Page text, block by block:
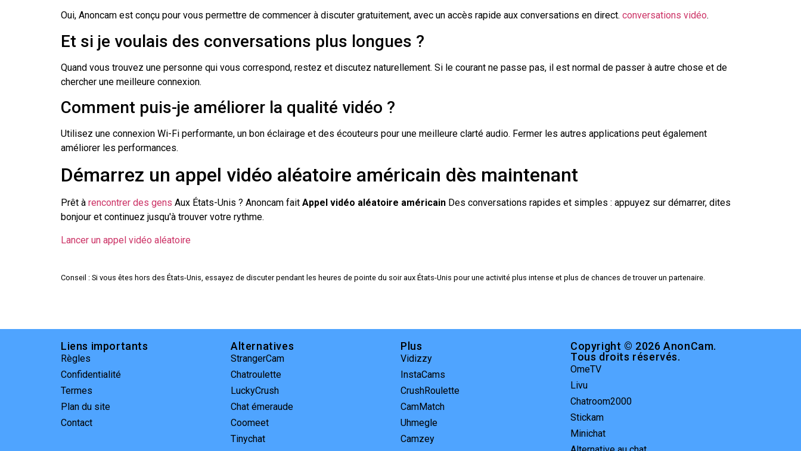
Oui, Anoncam est conçu pour vous permettre de commencer à discuter gratuitement, avec un accès rapide aux conversations en direct. conversations vidéo.
Et si je voulais des conversations plus longues ?
Quand vous trouvez une personne qui vous correspond, restez et discutez naturellement. Si le courant ne passe pas, il est normal de passer à autre chose et de
chercher une meilleure connexion.
Comment puis-je améliorer la qualité vidéo ?
Utilisez une connexion Wi-Fi performante, un bon éclairage et des écouteurs pour une meilleure clarté audio. Fermer les autres applications peut également
améliorer les performances.
Démarrez un appel vidéo aléatoire américain dès maintenant
Prêt à rencontrer des gens Aux États-Unis ? Anoncam fait Appel vidéo aléatoire américain Des conversations rapides et simples : appuyez sur démarrer, dites
bonjour et continuez jusqu'à trouver votre rythme.
Lancer un appel vidéo aléatoire
Conseil : Si vous êtes hors des États-Unis, essayez de discuter pendant les heures de pointe du soir aux États-Unis pour une activité plus intense et plus de chances de trouver un partenaire.
Liens importants
Règles
Confidentialité
Termes
Plan du site
Contact
Alternatives
StrangerCam
Chatroulette
LuckyCrush
Chat émeraude
Coomeet
Tinychat
Plus
Vidizzy
InstaCams
CrushRoulette
CamMatch
Uhmegle
Camzey
Copyright © 2026 AnonCam.
Tous droits réservés.
OmeTV
Livu
Chatroom2000
Stickam
Minichat